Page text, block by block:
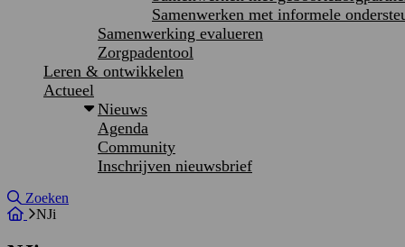
Samenwerken met informele
Samenwerking evalueren
Zorgpadentool
Leren & ontwikkelen
Actueel
Nieuws
Agenda
Community
Inschrijven nieuwsbrief
Site doorzoeken
Zoeken
NJi